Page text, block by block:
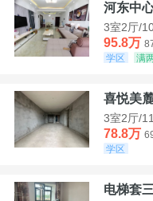
河东中
3室2厅/
95.8万
学区
满
喜悦美
3室2厅/
78.8万
学区
电梯套